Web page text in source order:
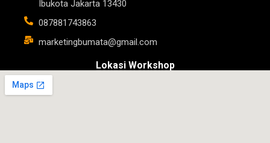
Ibukota Jakarta 13430
087881743863
marketingbumata@gmail.com
Lokasi Workshop